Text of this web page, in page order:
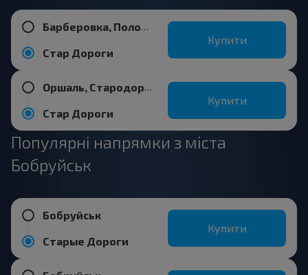
Барберовка, Положевичский с/с Стародорожский р-н МИНСКАЯ ОБЛ. Беларусь
Стар Дороги
Купити
Оршаль, Стародорожский р-н МИНСКАЯ ОБЛ. Беларусь
Стар Дороги
Купити
Популярні напрямки з міста
Бобруйськ
Бобруйськ
Старые Дороги
Купити